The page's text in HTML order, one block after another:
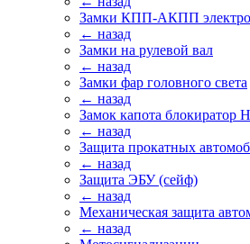
Замки КПП-АКПП
← назад
Замки на рулевой вал
← назад
Замки фар головного света
← назад
Замок капота блокиратор
← назад
Защита прокатных
← назад
Защита ЭБУ (сейф)
← назад
Механическая защита
← назад